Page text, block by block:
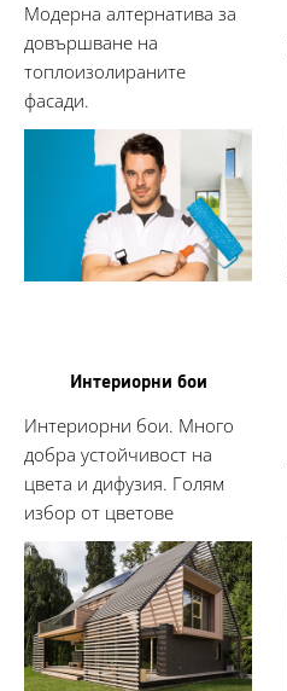
Модерна алтернатива за
довършване на
топлоизолираните
фасади.
Интериорни бои
Интериорни бои. Много
добра устойчивост на
цвета и дифузия. Голям
избор от цветове